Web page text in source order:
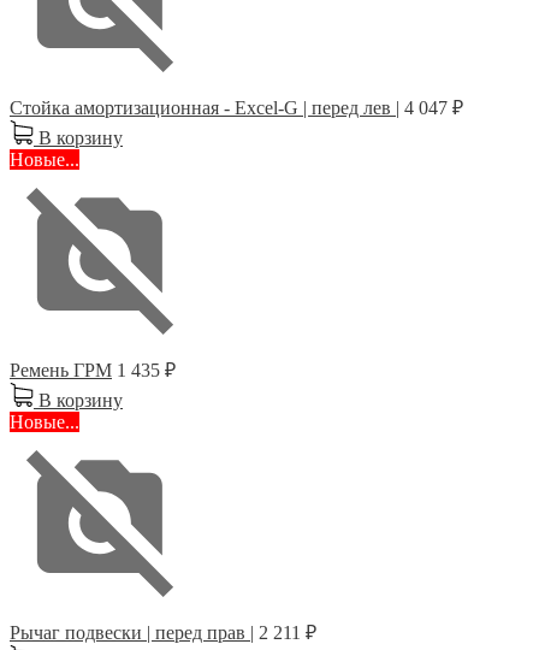
Стойка амортизационная - Excel-G | перед лев | 4 047 ₽
В корзину
Новые...
Ремень ГРМ 1 435 ₽
В корзину
Новые...
Рычаг подвески | перед прав | 2 211 ₽